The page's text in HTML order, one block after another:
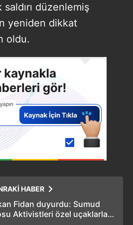
düzenlemiş
yeniden dikkat
oldu.
HABER
Fidan duyurdu: Sumud
Aktivistleri özel uçaklarla